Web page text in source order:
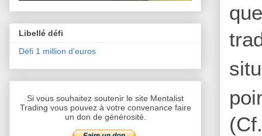
Libellé défi
Défi 1 million d'euros
Si vous souhaitez soutenir le site Mentalist
Trading vous pouvez à votre convenance faire
un don de générosité.